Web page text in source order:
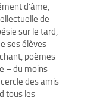
d’âme,
de
sur le tard,
ses élèves
poèmes
– du moins
des amis
tous les